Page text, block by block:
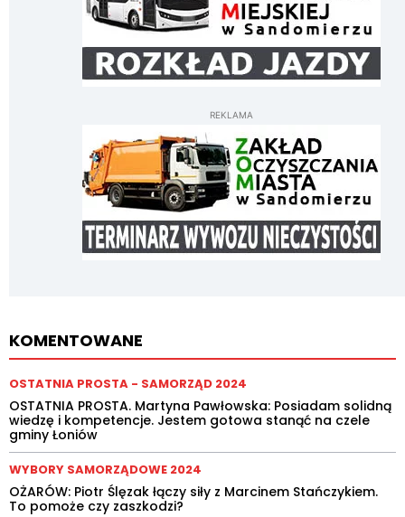
REKLAMA
KOMENTOWANE
OSTATNIA PROSTA - SAMORZĄD 2024
OSTATNIA PROSTA. Martyna Pawłowska: Posiadam solidną
wiedzę i kompetencje. Jestem gotowa stanąć na czele
gminy Łoniów
WYBORY SAMORZĄDOWE 2024
OŻARÓW: Piotr Ślęzak łączy siły z Marcinem Stańczykiem.
To pomoże czy zaszkodzi?